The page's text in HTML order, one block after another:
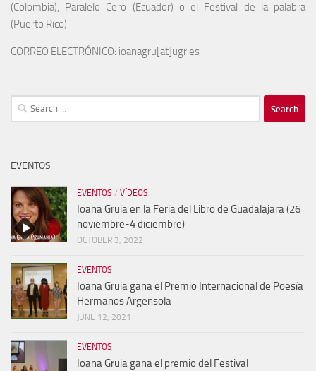
(Colombia), Paralelo Cero (Ecuador) o el Festival de la palabra
(Puerto Rico).
CORREO ELECTRÓNICO: ioanagru[at]ugr.es
Search
for:
EVENTOS
EVENTOS / VÍDEOS
Ioana Gruia en la Feria del Libro de Guadalajara (26
noviembre-4 diciembre)
OCTOBER 3, 2022
EVENTOS
Ioana Gruia gana el Premio Internacional de Poesía
Hermanos Argensola
JUNE 12, 2021
EVENTOS
Ioana Gruia gana el premio del Festival